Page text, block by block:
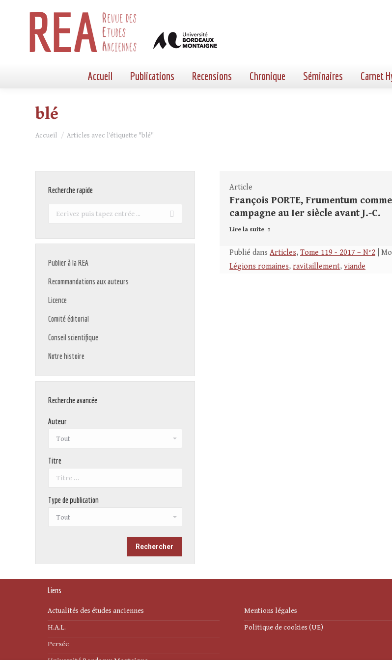
Accueil Publications Recensions Chronique Séminaires Carnet
blé
Vous êtes ici :
Accueil Articles avec l’étiquette "blé"
Article
François PORTE, Frumentum
campagne au Ier siècle avant J.-C.
Lire la suite
Publié dans Articles, Tome 119 - 2017 – N°2 |
Légions romaines, ravitaillement, viande
Recherche rapide
Recherche
Publier à la REA
Recommandations aux auteurs
Licence
Comité éditorial
Conseil scientifique
Notre histoire
Recherche avancée
Auteur
Titre
Type de publication
Liens
Actualités des études anciennes
H.A.L.
Persée
Mentions légales
Politique de cookies (UE)